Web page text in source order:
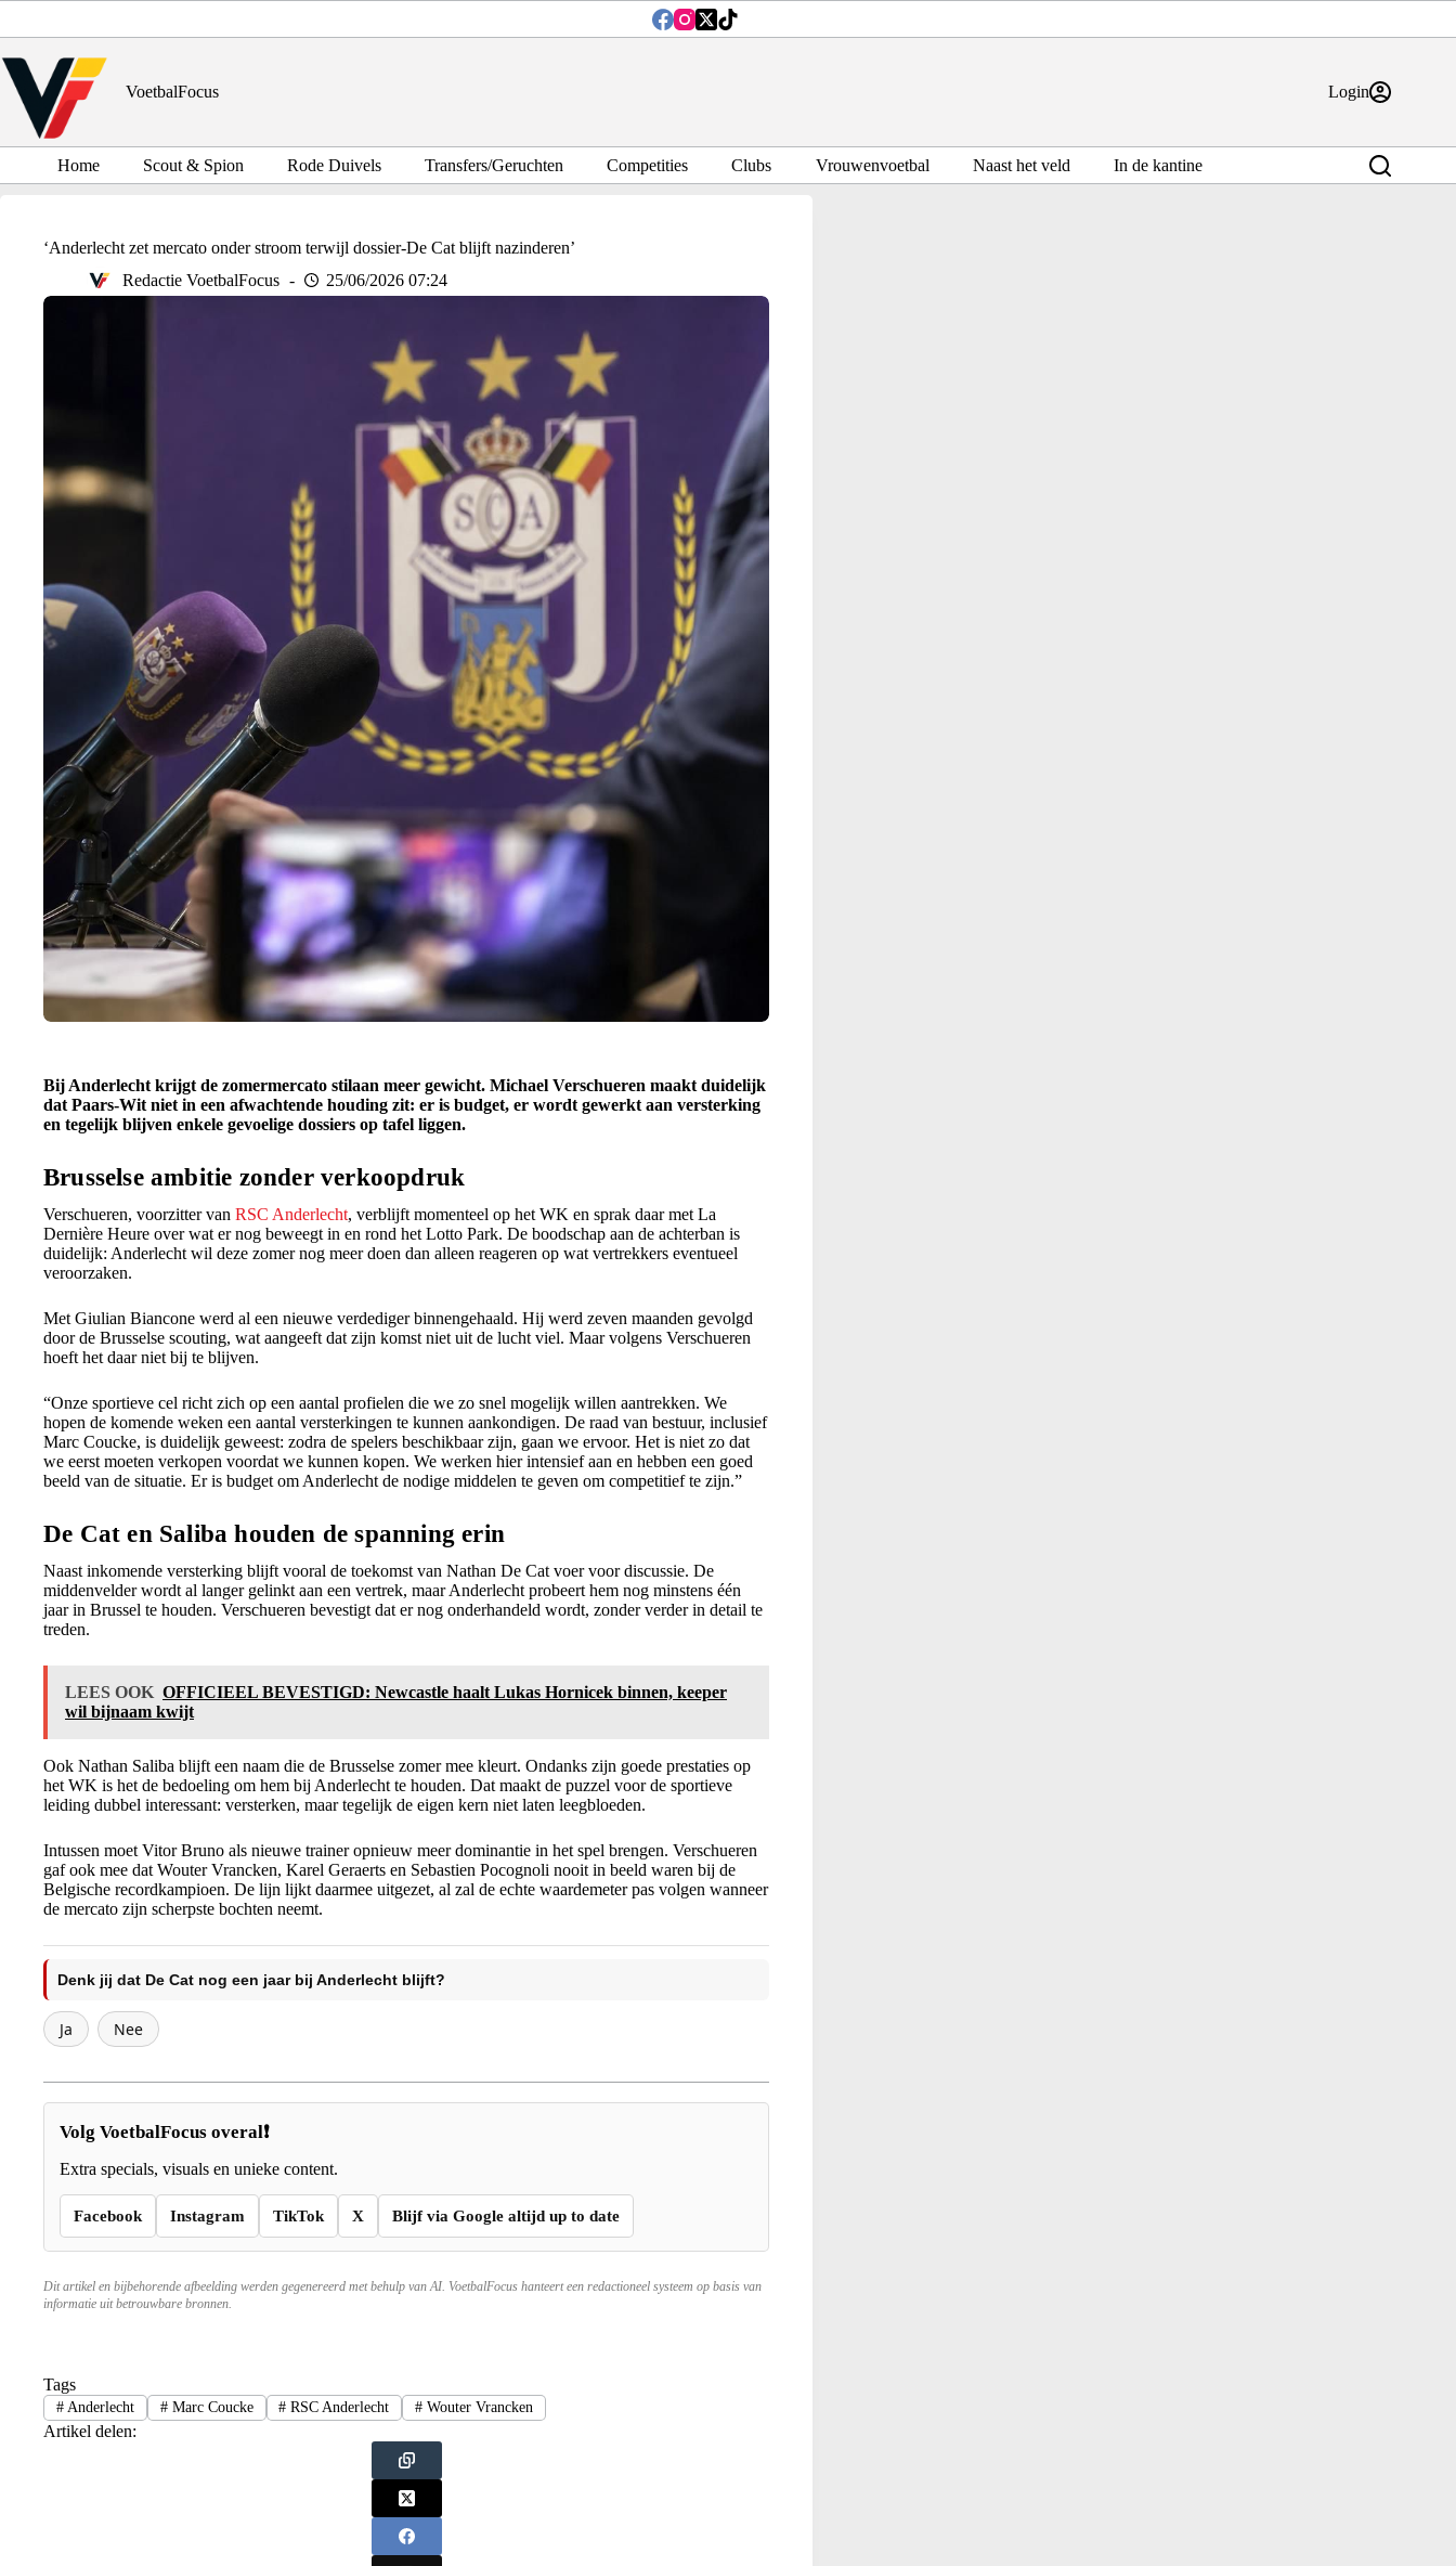
inhoud
VoetbalFocus
Login
Home Scout & Spion Rode Duivels Transfers/Geruchten Competities Clubs Vrouwenvoetbal Naast het veld In de kantine
‘Anderlecht zet mercato onder stroom terwijl dossier-De Cat blijft nazinderen’
Redactie VoetbalFocus
25/06/2026 07:24
Bij Anderlecht krijgt de zomermercato stilaan meer gewicht. Michael Verschueren maakt duidelijk
dat Paars-Wit niet in een afwachtende houding zit: er is budget, er wordt gewerkt aan versterking
en tegelijk blijven enkele gevoelige dossiers op tafel liggen.
Brusselse ambitie zonder verkoopdruk
Verschueren, voorzitter van RSC Anderlecht, verblijft momenteel op het WK en sprak daar met La
Dernière Heure over wat er nog beweegt in en rond het Lotto Park. De boodschap aan de achterban is
duidelijk: Anderlecht wil deze zomer nog meer doen dan alleen reageren op wat vertrekkers eventueel
veroorzaken.
Met Giulian Biancone werd al een nieuwe verdediger binnengehaald. Hij werd zeven maanden gevolgd
door de Brusselse scouting, wat aangeeft dat zijn komst niet uit de lucht viel. Maar volgens Verschueren
hoeft het daar niet bij te blijven.
“Onze sportieve cel richt zich op een aantal profielen die we zo snel mogelijk willen aantrekken. We
hopen de komende weken een aantal versterkingen te kunnen aankondigen. De raad van bestuur, inclusief
Marc Coucke, is duidelijk geweest: zodra de spelers beschikbaar zijn, gaan we ervoor. Het is niet zo dat
we eerst moeten verkopen voordat we kunnen kopen. We werken hier intensief aan en hebben een goed
beeld van de situatie. Er is budget om Anderlecht de nodige middelen te geven om competitief te zijn.”
De Cat en Saliba houden de spanning erin
Naast inkomende versterking blijft vooral de toekomst van Nathan De Cat voer voor discussie. De
middenvelder wordt al langer gelinkt aan een vertrek, maar Anderlecht probeert hem nog minstens één
jaar in Brussel te houden. Verschueren bevestigt dat er nog onderhandeld wordt, zonder verder in detail te
treden.
LEES OOK OFFICIEEL BEVESTIGD: Newcastle haalt Lukas Hornicek binnen, keeper
wil bijnaam kwijt
Ook Nathan Saliba blijft een naam die de Brusselse zomer mee kleurt. Ondanks zijn goede prestaties op
het WK is het de bedoeling om hem bij Anderlecht te houden. Dat maakt de puzzel voor de sportieve
leiding dubbel interessant: versterken, maar tegelijk de eigen kern niet laten leegbloeden.
Intussen moet Vitor Bruno als nieuwe trainer opnieuw meer dominantie in het spel brengen. Verschueren
gaf ook mee dat Wouter Vrancken, Karel Geraerts en Sebastien Pocognoli nooit in beeld waren bij de
Belgische recordkampioen. De lijn lijkt daarmee uitgezet, al zal de echte waardemeter pas volgen wanneer
de mercato zijn scherpste bochten neemt.
Denk jij dat De Cat nog een jaar bij Anderlecht blijft?
Ja Nee
Volg VoetbalFocus overal❗
Extra specials, visuals en unieke content.
Facebook Instagram TikTok X Blijf via Google altijd up to date
Dit artikel en bijbehorende afbeelding werden gegenereerd met behulp van AI. VoetbalFocus hanteert een redactioneel systeem op basis van
informatie uit betrouwbare bronnen.
Tags
#Anderlecht #Marc Coucke # RSC Anderlecht # Wouter Vrancken
Artikel delen: